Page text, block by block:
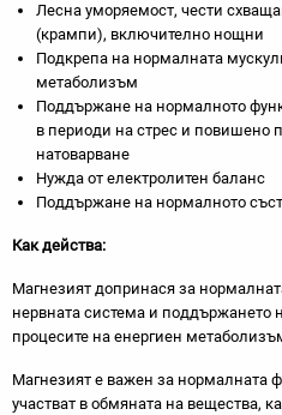
Лесна уморяемост, чести
(крампи), включително нощни
Подкрепа на нормалната
метаболизъм
Поддържане на нормалното
в периоди на стрес и повишено
натоварване
Нужда от електролитен баланс
Поддържане на нормалното
Как действа:
Магнезият допринася за
нервната система и поддържането
процесите на енергиен
Магнезият е важен за нормалната
участват в обмяната на вещества,